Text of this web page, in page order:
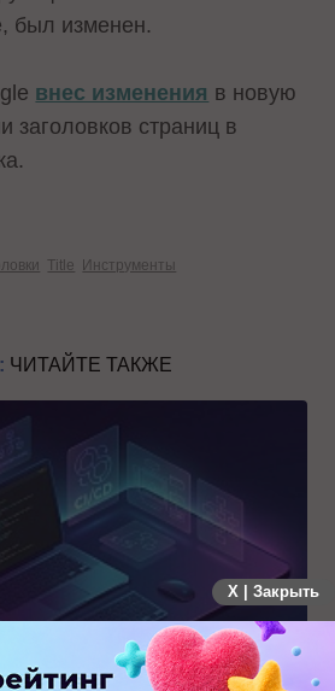
был изменен.
внес изменения в новую
заголовков страниц в
Title Инструменты
ЧИТАЙТЕ ТАКЖЕ
запускает программу поддержки
X | Закрыть